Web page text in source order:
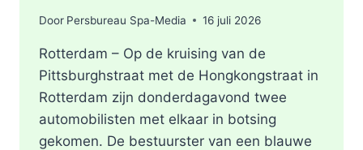
Door Persbureau Spa-Media 16 juli 2026
Rotterdam – Op de kruising van de
Pittsburghstraat met de Hongkongstraat in
Rotterdam zijn donderdagavond twee
automobilisten met elkaar in botsing
gekomen. De bestuurster van een blauwe